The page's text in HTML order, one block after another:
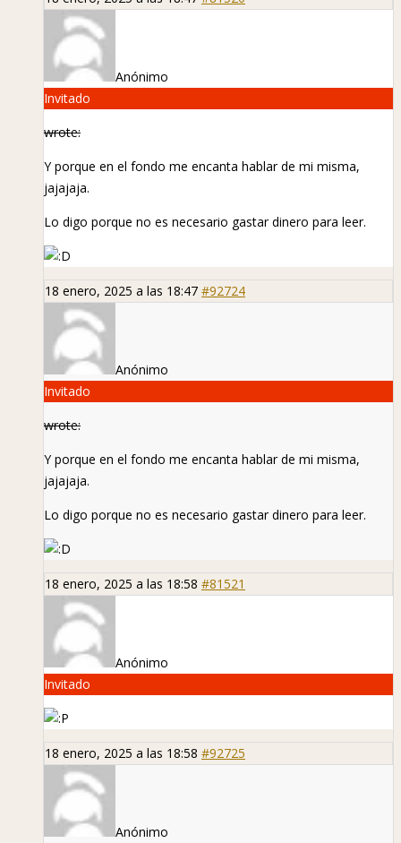
Anónimo
Invitado
wrote:
Y porque en el fondo me encanta hablar de mi misma,
jajajaja.
Lo digo porque no es necesario gastar dinero para leer.
18 enero, 2025 a las 18:47 #92724
Anónimo
Invitado
wrote:
Y porque en el fondo me encanta hablar de mi misma,
jajajaja.
Lo digo porque no es necesario gastar dinero para leer.
18 enero, 2025 a las 18:58 #81521
Anónimo
Invitado
18 enero, 2025 a las 18:58 #92725
Anónimo